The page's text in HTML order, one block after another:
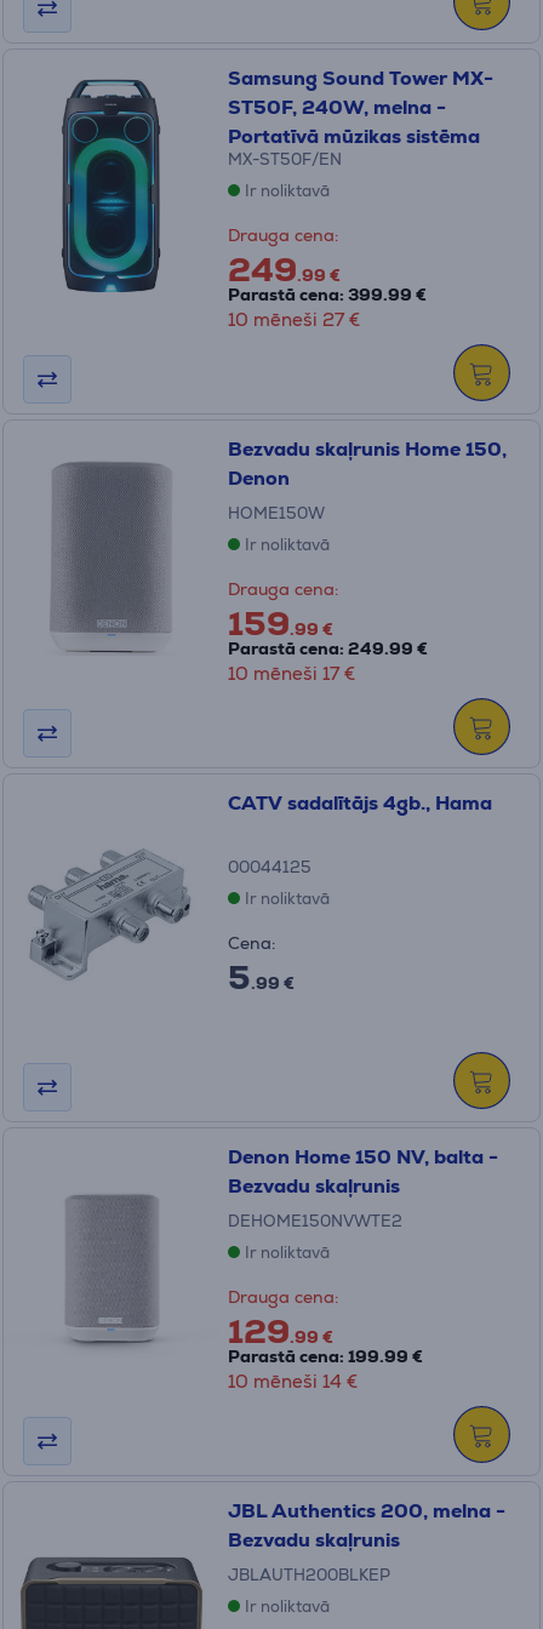
Samsung Sound Tower MX-
ST50F, 240W, melna -
Portatīvā mūzikas sistēma
MX-ST50F/EN
Ir noliktavā
Drauga cena:
249.99 €
Parastā cena: 399.99 €
10 mēneši 27 €
Bezvadu skaļrunis Home 150,
Denon
HOME150W
Ir noliktavā
Drauga cena:
159.99 €
Parastā cena: 249.99 €
10 mēneši 17 €
CATV sadalītājs 4gb., Hama
00044125
Ir noliktavā
Cena:
5.99 €
Denon Home 150 NV, balta -
Bezvadu skaļrunis
DEHOME150NVWTE2
Ir noliktavā
Drauga cena:
129.99 €
Parastā cena: 199.99 €
10 mēneši 14 €
JBL Authentics 200, melna -
Bezvadu skaļrunis
JBLAUTH200BLKEP
Ir noliktavā